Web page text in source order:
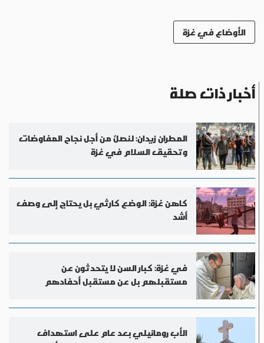
الأوضاع في غزة
أخبار ذات صلة
المطران زيدان: لنصلِّ من أجل نجاح المفاوضات
وتحقيق السلام في غزة
كاهن غزة: الوضع كارثي بل يحتاج إلى وصف
أشد
في غزة: كبار السن لا يتحدثون عن
مستقبلهم بل عن مستقبل أحفادهم
الأب رومانيلي بعد عام على استهداف